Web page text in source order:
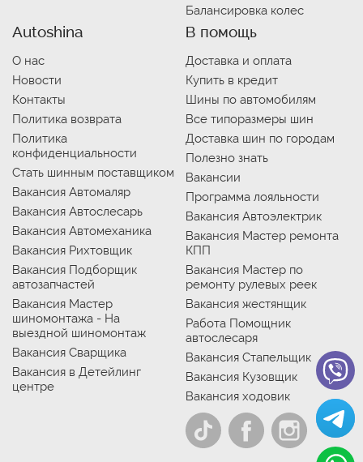
Балансировка колес
Autoshina
О нас
Новости
Контакты
Политика возврата
Политика
конфиденциальности
Стать шинным поставщиком
Вакансия Автомаляр
Вакансия Автослесарь
Вакансия Автомеханика
Вакансия Рихтовщик
Вакансия Подборщик
автозапчастей
Вакансия Мастер
шиномонтажа - На
выездной шиномонтаж
Вакансия Сварщика
Вакансия в Детейлинг
центре
В помощь
Доставка и оплата
Купить в кредит
Шины по автомобилям
Все типоразмеры шин
Доставка шин по городам
Полезно знать
Вакансии
Программа лояльности
Вакансия Автоэлектрик
Вакансия Мастер ремонта
КПП
Вакансия Мастер по
ремонту рулевых реек
Вакансия жестянщик
Работа Помощник
автослесаря
Вакансия Стапельщик
Вакансия Кузовщик
Вакансия ходовик